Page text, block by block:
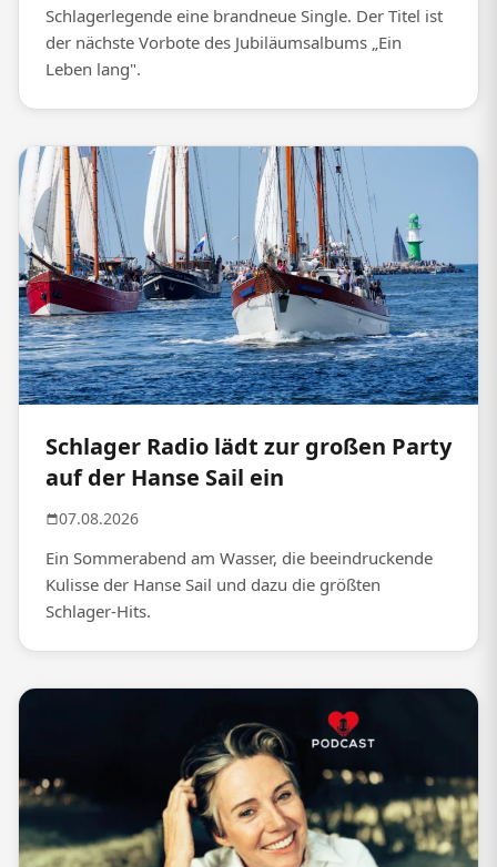
Schlagerlegende eine brandneue Single. Der Titel ist
der nächste Vorbote des Jubiläumsalbums „Ein
Leben lang".
Schlager Radio lädt zur großen Party
auf der Hanse Sail ein
07.08.2026
Ein Sommerabend am Wasser, die beeindruckende
Kulisse der Hanse Sail und dazu die größten
Schlager-Hits.